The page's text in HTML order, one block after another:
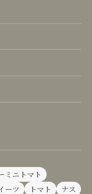
ミニトマト
ーツ トマト
ナス